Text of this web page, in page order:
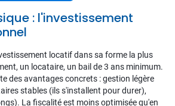
: l'investissement
locatif dans sa forme la plus
un locataire, un bail de 3 ans minimum.
des avantages concrets : gestion légère
stables (ils s'installent pour durer),
La fiscalité est moins optimisée qu'en